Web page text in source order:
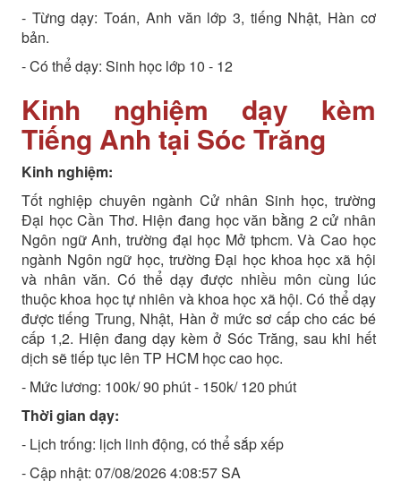
- Từng dạy: Toán, Anh văn lớp 3, tiếng Nhật, Hàn cơ
bản.
- Có thể dạy: Sinh học lớp 10 - 12
Kinh nghiệm dạy kèm
Tiếng Anh tại Sóc Trăng
Kinh nghiệm:
Tốt nghiệp chuyên ngành Cử nhân Sinh học, trường
Đại học Cần Thơ. Hiện đang học văn bằng 2 cử nhân
Ngôn ngữ Anh, trường đại học Mở tphcm. Và Cao học
ngành Ngôn ngữ học, trường Đại học khoa học xã hội
và nhân văn. Có thể dạy được nhiều môn cùng lúc
thuộc khoa học tự nhiên và khoa học xã hội. Có thể dạy
được tiếng Trung, Nhật, Hàn ở mức sơ cấp cho các bé
cấp 1,2. Hiện đang dạy kèm ở Sóc Trăng, sau khi hết
dịch sẽ tiếp tục lên TP HCM học cao học.
- Mức lương: 100k/ 90 phút - 150k/ 120 phút
Thời gian dạy:
- Lịch trống: lịch linh động, có thể sắp xếp
- Cập nhật: 07/08/2026 4:08:57 SA